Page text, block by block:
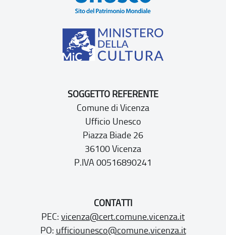
SOGGETTO REFERENTE
Comune di Vicenza
Ufficio Unesco
Piazza Biade 26
36100 Vicenza
P.IVA 00516890241
CONTATTI
PEC: vicenza@cert.comune.vicenza.it
PO: ufficiounesco@comune.vicenza.it